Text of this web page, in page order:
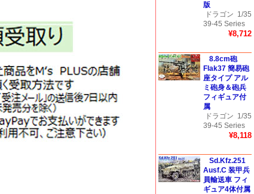
版
ドラゴン 1/35
39-45 Series
¥8,712
8.8cm砲
Flak37 簡易砲
座タイプ アル
ミ砲身＆砲兵
フィギュア付
属
ドラゴン 1/35
39-45 Series
¥8,118
Sd.Kfz.251
Ausf.C 装甲兵
員輸送車 フィ
ギュア4体付属